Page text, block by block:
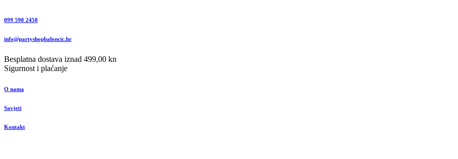
099 590 2450
info@partyshopbaloncic.hr
Besplatna dostava iznad 499,00 kn
Sigurnost i plaćanje
O nama
Savjeti
Kontakt